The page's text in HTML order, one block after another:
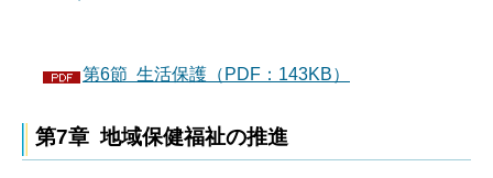
第6節 生活保護（PDF：143KB）
第7章 地域保健福祉の推進